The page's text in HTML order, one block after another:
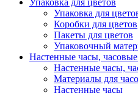
Упаковка для цветов
Упаковка для
Коробки для цветов
Пакеты для цветов
Упаковочный
Настенные часы,
Настенные часы,
Материалы для
Настенные часы